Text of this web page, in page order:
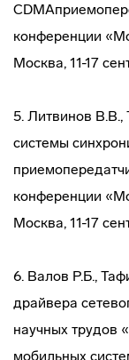
конференции
Москва, 11-17
5. Литвинов
системы
конференции
Москва, 11-17
6. Валов Р.Б.,
драйвера
научных трудов
мобильных